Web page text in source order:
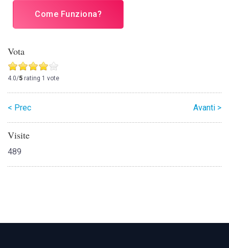
Come Funziona?
Vota
4.0/5 rating 1 vote
< Prec Avanti >
Visite
489